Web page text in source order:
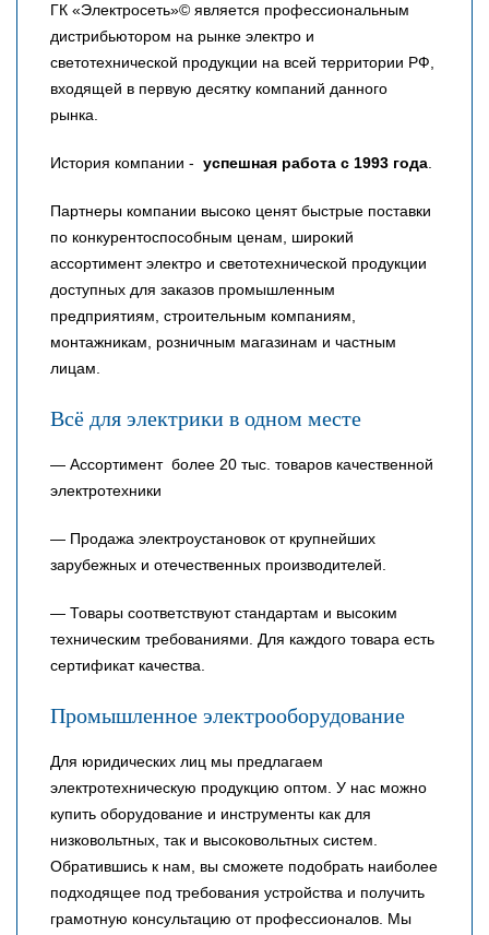
ГК «Электросеть»© является профессиональным
дистрибьютором на рынке электро и
светотехнической продукции на всей территории РФ,
входящей в первую десятку компаний данного
рынка.
История компании - успешная работа с 1993 года.
Партнеры компании высоко ценят быстрые поставки
по конкурентоспособным ценам, широкий
ассортимент электро и светотехнической продукции
доступных для заказов промышленным
предприятиям, строительным компаниям,
монтажникам, розничным магазинам и частным
лицам.
Всё для электрики в одном месте
— Ассортимент более 20 тыс. товаров качественной
электротехники
— Продажа электроустановок от крупнейших
зарубежных и отечественных производителей.
— Товары соответствуют стандартам и высоким
техническим требованиями. Для каждого товара есть
сертификат качества.
Промышленное электрооборудование
Для юридических лиц мы предлагаем
электротехническую продукцию оптом. У нас можно
купить оборудование и инструменты как для
низковольтных, так и высоковольтных систем.
Обратившись к нам, вы сможете подобрать наиболее
подходящее под требования устройства и получить
грамотную консультацию от профессионалов. Мы